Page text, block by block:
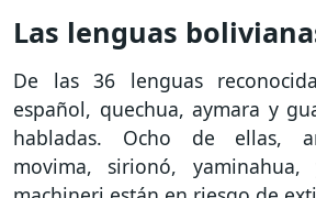
Las lenguas
De las 36 lenguas
español, quechua, aymara y
habladas. Ocho de ellas,
movima, sirionó,